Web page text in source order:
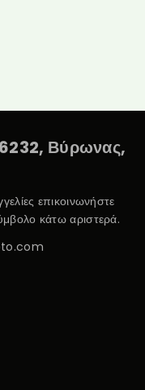
Βύρωνας,
επικοινωνήστε
κάτω αριστερά.